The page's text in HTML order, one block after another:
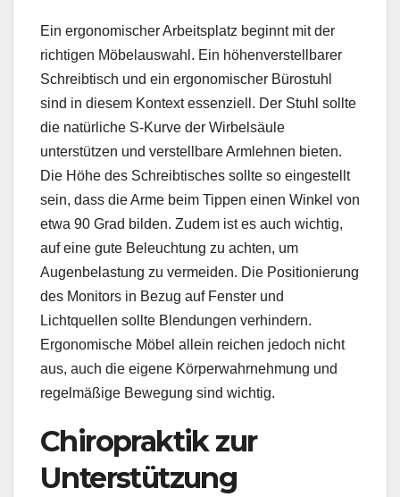
Ein ergonomischer Arbeitsplatz beginnt mit der
richtigen Möbelauswahl. Ein höhenverstellbarer
Schreibtisch und ein ergonomischer Bürostuhl
sind in diesem Kontext essenziell. Der Stuhl sollte
die natürliche S-Kurve der Wirbelsäule
unterstützen und verstellbare Armlehnen bieten.
Die Höhe des Schreibtisches sollte so eingestellt
sein, dass die Arme beim Tippen einen Winkel von
etwa 90 Grad bilden. Zudem ist es auch wichtig,
auf eine gute Beleuchtung zu achten, um
Augenbelastung zu vermeiden. Die Positionierung
des Monitors in Bezug auf Fenster und
Lichtquellen sollte Blendungen verhindern.
Ergonomische Möbel allein reichen jedoch nicht
aus, auch die eigene Körperwahrnehmung und
regelmäßige Bewegung sind wichtig.
Chiropraktik zur
Unterstützung